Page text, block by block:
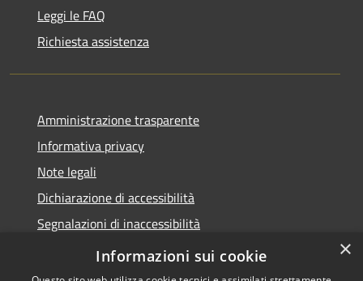
Leggi le FAQ
Richiesta assistenza
Amministrazione trasparente
Informativa privacy
Note legali
Dichiarazione di accessibilità
Segnalazioni di inaccessibilità
Whistleblowing segnalazione illeciti
×
Informazioni sui cookie